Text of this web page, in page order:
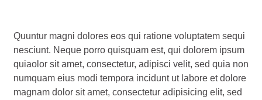
Quuntur magni dolores eos qui ratione voluptatem sequi
nesciunt. Neque porro quisquam est, qui dolorem ipsum
quiaolor sit amet, consectetur, adipisci velit, sed quia non
numquam eius modi tempora incidunt ut labore et dolore
magnam dolor sit amet, consectetur adipisicing elit, sed